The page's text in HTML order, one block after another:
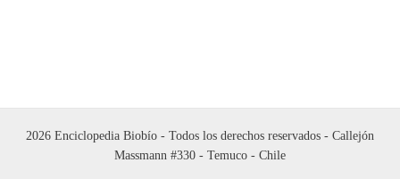
2026 Enciclopedia Biobío - Todos los derechos reservados - Callejón
Massmann #330 - Temuco - Chile